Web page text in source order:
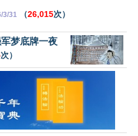
3/31 （26,015次）
梦底牌一夜
次）